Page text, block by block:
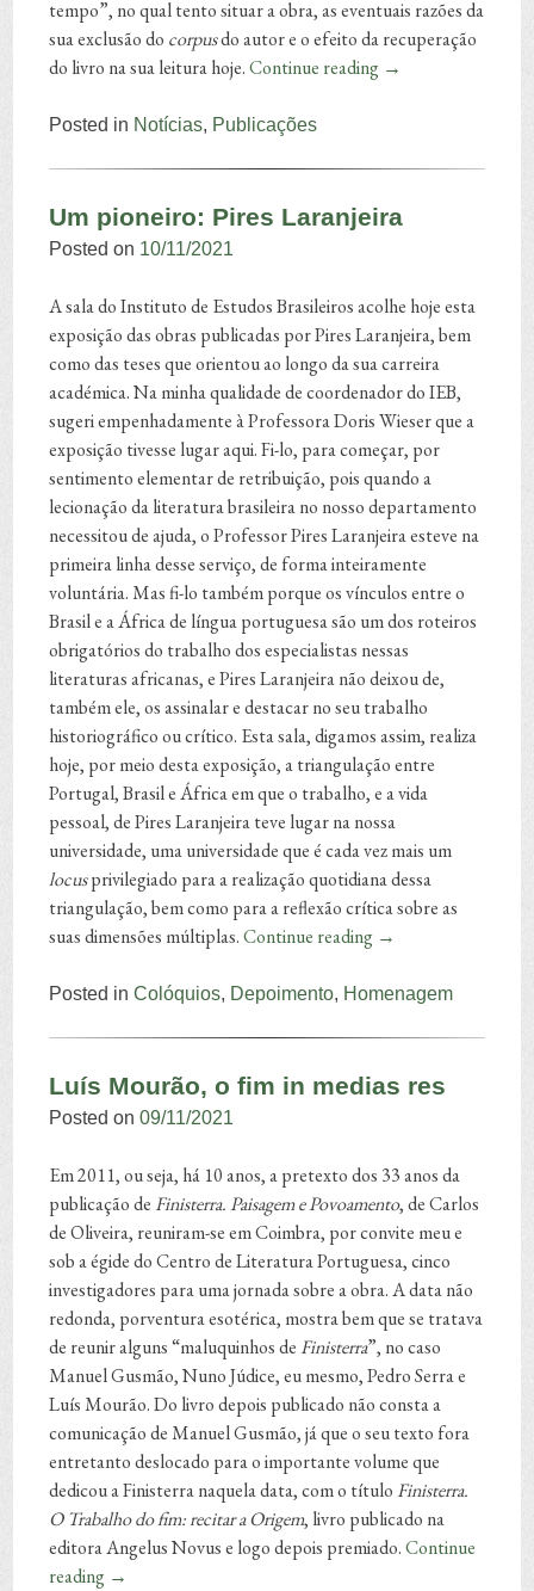
tempo”, no qual tento situar a obra, as eventuais razões da
sua exclusão do corpusdo autor e o efeito da recuperação
do livro na sua leitura hoje.Continue reading →
Posted in Notícias, Publicações
Um pioneiro: Pires Laranjeira
Posted on 10/11/2021
A sala do Instituto de Estudos Brasileiros acolhe hoje esta
exposição das obras publicadas por Pires Laranjeira, bem
como das teses que orientou ao longo da sua carreira
académica. Na minha qualidade de coordenador do IEB,
sugeri empenhadamente à Professora Doris Wieser que a
exposição tivesse lugar aqui. Fi-lo, para começar, por
sentimento elementar de retribuição, pois quando a
lecionação da literatura brasileira no nosso departamento
necessitou de ajuda, o Professor Pires Laranjeira esteve na
primeira linha desse serviço, de forma inteiramente
voluntária. Mas fi-lo também porque os vínculos entre o
Brasil e a África de língua portuguesa são um dos roteiros
obrigatórios do trabalho dos especialistas nessas
literaturas africanas, e Pires Laranjeira não deixou de,
também ele, os assinalar e destacar no seu trabalho
historiográfico ou crítico. Esta sala, digamos assim, realiza
hoje, por meio desta exposição, a triangulação entre
Portugal, Brasil e África em que o trabalho, e a vida
pessoal, de Pires Laranjeira teve lugar na nossa
universidade, uma universidade que é cada vez mais um
locusprivilegiado para a realização quotidiana dessa
triangulação, bem como para a reflexão crítica sobre as
suas dimensões múltiplas.Continue reading →
Posted inColóquios, Depoimento, Homenagem
Luís Mourão, o fim in medias res
Posted on09/11/2021
Em 2011, ou seja, há 10 anos, a pretexto dos 33 anos da
publicação de Finisterra. Paisagem e Povoamento, de Carlos
de Oliveira, reuniram-se em Coimbra, por convite meu e
sob a égide do Centro de Literatura Portuguesa, cinco
investigadores para uma jornada sobre a obra. A data não
redonda, porventura esotérica, mostra bem que se tratava
de reunir alguns “maluquinhos de Finisterra”, no caso
Manuel Gusmão, Nuno Júdice, eu mesmo, Pedro Serra e
Luís Mourão. Do livro depois publicado não consta a
comunicação de Manuel Gusmão, já que o seu texto fora
entretanto deslocado para o importante volume que
dedicou a Finisterra naquela data, com o título Finisterra.
O Trabalho do fim: recitar a Origem, livro publicado na
editora Angelus Novus e logo depois premiado.Continue
reading →